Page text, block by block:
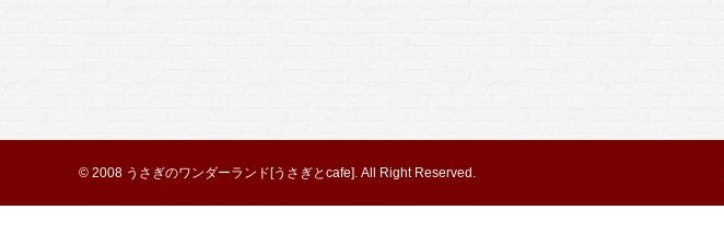
© 2008 うさぎのワンダーランド[うさぎとcafe]. All Right Reserved.